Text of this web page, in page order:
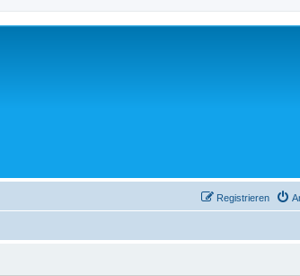
Registrieren